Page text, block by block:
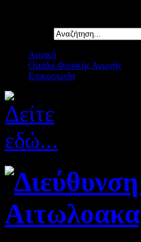
Αρχική
Ομάδα Φυσικής Αγωγής
Επικοινωνία